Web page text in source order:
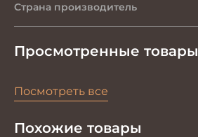
Страна производитель
Просмотренные товары
Посмотреть все
Похожие товары